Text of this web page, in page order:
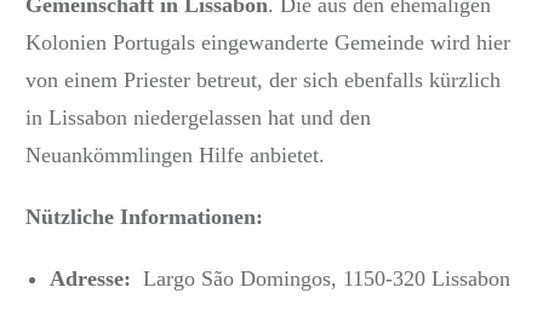
Gemeinschaft in Lissabon. Die aus den ehemaligen
Kolonien Portugals eingewanderte Gemeinde wird hier
von einem Priester betreut, der sich ebenfalls kürzlich
in Lissabon niedergelassen hat und den
Neuankömmlingen Hilfe anbietet.
Nützliche Informationen:
Adresse: Largo São Domingos, 1150-320 Lissabon